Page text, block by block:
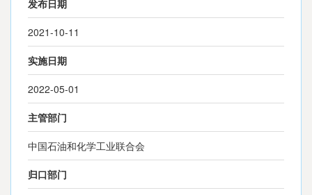
发布日期
2021-10-11
实施日期
2022-05-01
主管部门
中国石油和化学工业联合会
归口部门